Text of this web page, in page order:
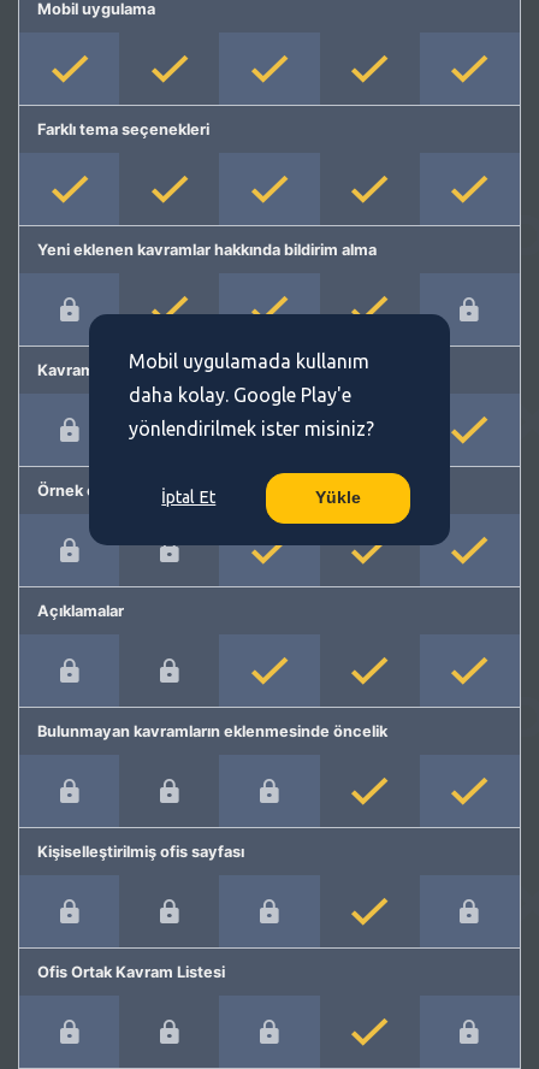
Mobil uygulama
Farklı tema seçenekleri
Yeni eklenen kavramlar hakkında bildirim alma
Kavram önerme
Örnek cümleler
Açıklamalar
Bulunmayan kavramların eklenmesinde öncelik
Kişiselleştirilmiş ofis sayfası
Ofis Ortak Kavram Listesi
Mobil uygulamada kullanım
daha kolay. Google Play'e
yönlendirilmek ister misiniz?
İptal Et Yükle